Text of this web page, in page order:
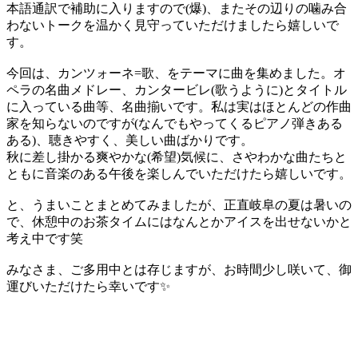
本語通訳で補助に入りますので(爆)、またその辺りの噛み合
わないトークを温かく見守っていただけましたら嬉しいで
す。
今回は、カンツォーネ=歌、をテーマに曲を集めました。オ
ペラの名曲メドレー、カンタービレ(歌うように)とタイトル
に入っている曲等、名曲揃いです。私は実はほとんどの作曲
家を知らないのですが(なんでもやってくるピアノ弾きある
ある)、聴きやすく、美しい曲ばかりです。
秋に差し掛かる爽やかな(希望)気候に、さやわかな曲たちと
ともに音楽のある午後を楽しんでいただけたら嬉しいです。
と、うまいことまとめてみましたが、正直岐阜の夏は暑いの
で、休憩中のお茶タイムにはなんとかアイスを出せないかと
考え中です笑
みなさま、ご多用中とは存じますが、お時間少し咲いて、御
運びいただけたら幸いです✨